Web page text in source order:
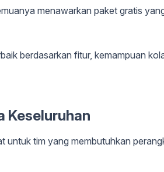
menawarkan paket gratis
berdasarkan fitur, kemampuan
Keseluruhan
untuk tim yang membutuhkan